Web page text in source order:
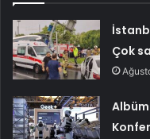
Çok